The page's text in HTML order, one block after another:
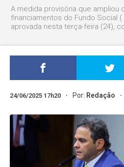
A medida provisória que ampliou
financiamentos do Fundo Social (
aprovada nesta terça-feira (24),
24/06/2025 17h20 Por: Redação